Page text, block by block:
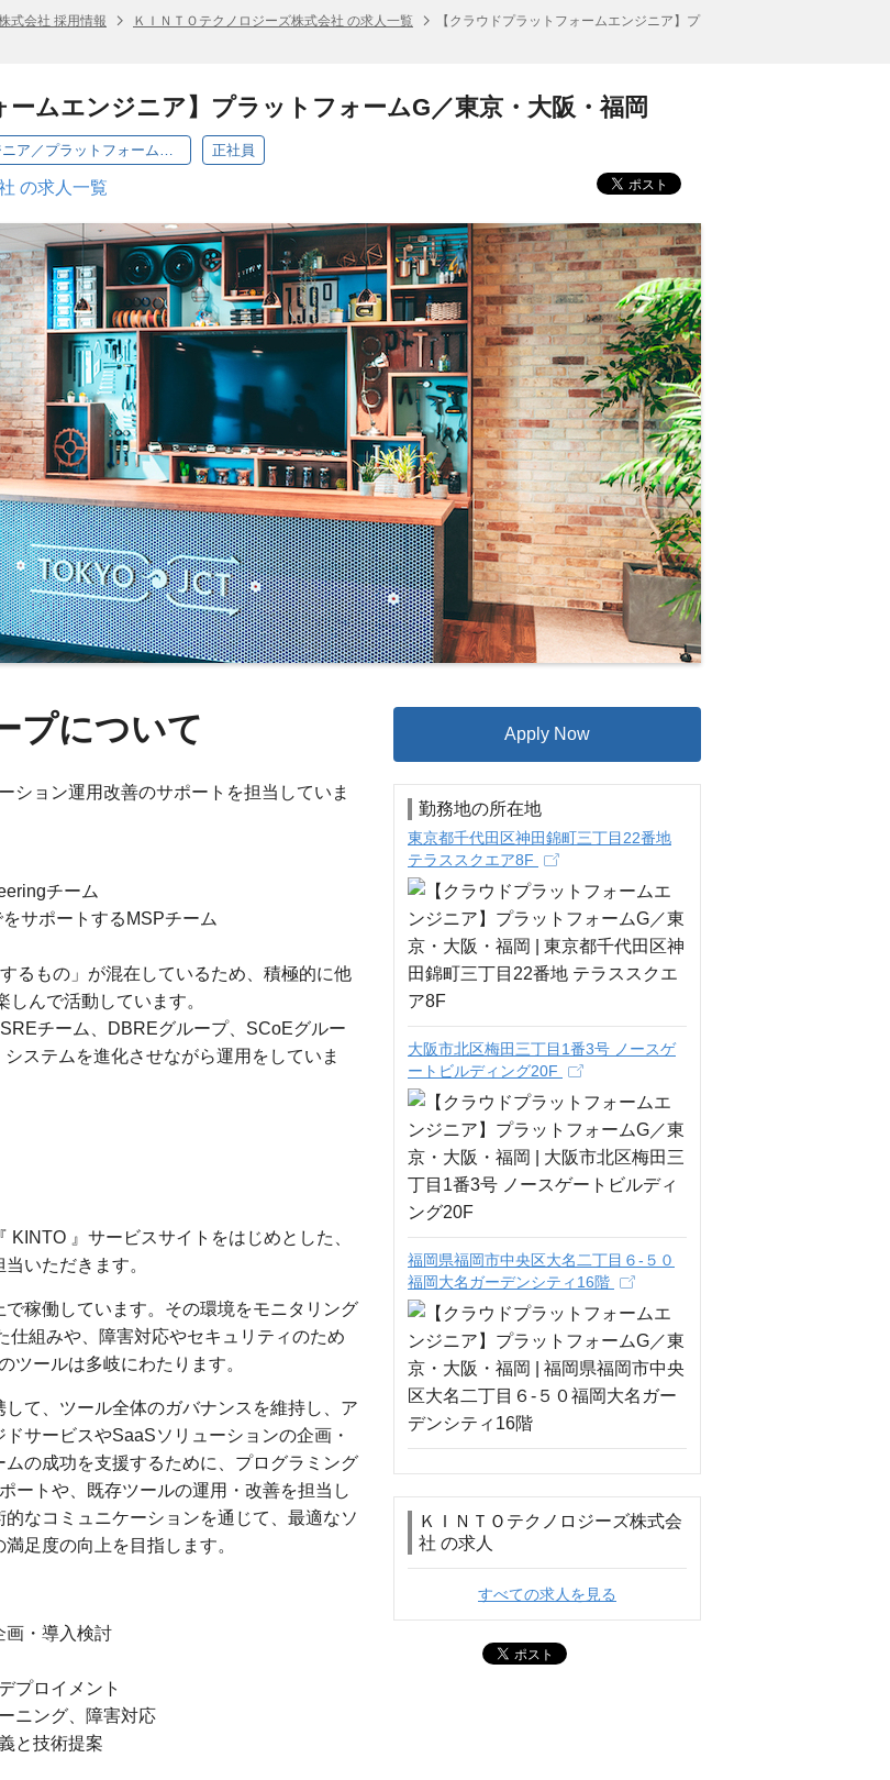
式会社 採用情報 ＫＩＮＴＯテクノロジーズ株式会社 の求人一覧
【クラウドプラットフォームエンジニア】プ
ームエンジニア】プラットフォームG／東京・大阪・福岡
【70】クラウドプラットフォームエンジニア／プラットフォームG／東京・大阪・福岡 正社員
の求人一覧
プについて
ション運用改善のサポートを担当していま
チーム
サポートするMSPチーム
るもの」が混在しているため、積極的に他
んで活動しています。
チーム、DBREグループ、SCoEグルー
ステムを進化させながら運用をしていま
』サービスサイトをはじめとした、
いただきます。
稼働しています。その環境をモニタリング
組みや、障害対応やセキュリティのため
ツールは多岐にわたります。
て、ツール全体のガバナンスを維持し、ア
サービスやSaaSソリューションの企画・
の成功を支援するために、プログラミング
ートや、既存ツールの運用・改善を担当し
なコミュニケーションを通じて、最適なソ
足度の向上を目指します。
画・導入検討
プロイメント
ニング、障害対応
と技術提案
Apply Now
勤務地の所在地
東京都千代田区神田錦町三丁目22番地
テラススクエア8F
大阪市北区梅田三丁目1番3号 ノースゲ
ートビルディング20F
福岡県福岡市中央区大名二丁目６‐５０
福岡大名ガーデンシティ16階
ＫＩＮＴＯテクノロジーズ株式会
社 の求人
すべての求人を見る